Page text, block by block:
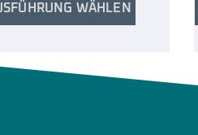
WÄHLEN